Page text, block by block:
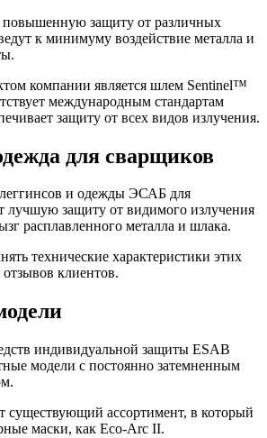
повышенную защиту от различных
к минимуму воздействие металла и
компании является шлем Sentinel™
международным стандартам
защиту от всех видов излучения.
для сварщиков
и одежды ЭСАБ для
лучшую защиту от видимого излучения
расплавленного металла и шлака.
технические характеристики этих
клиентов.
индивидуальной защиты ESAB
модели с постоянно затемненным
существующий ассортимент, в который
маски, как Eco-Arc II.